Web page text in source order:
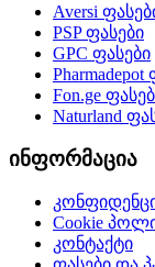
Aversi
PSPფასები
GPC ფასები
Pharmadepot
Fon.ge
Naturland
ინფორმაცია
Cookie
კონტაქტი